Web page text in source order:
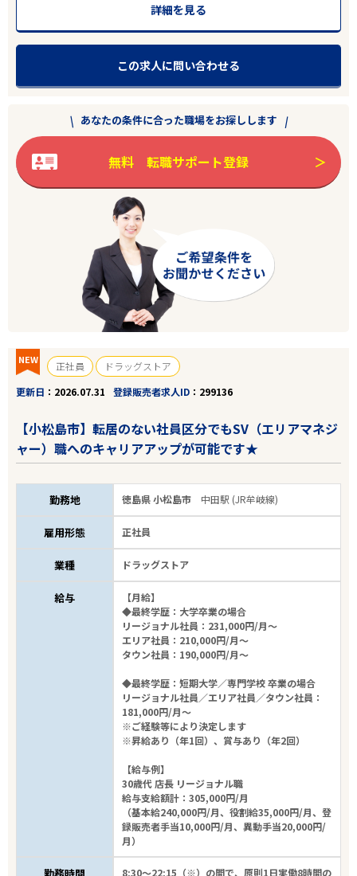
詳細を見る
この求人に問い合わせる
あなたの条件に合った職場をお探しします
無料 転職サポート登録
NEW 正社員
ドラッグストア
更新日
2026.07.31 登録販売者求人ID 299136
【小松島市】転居のない社員区分でもSV（エリアマネジ
ャー）職へのキャリアアップが可能です★
勤務地 徳島県 小松島市 中田駅 (JR牟岐線)
雇用形態 正社員
業種 ドラッグストア
給与
【月給】
◆最終学歴：大学卒業の場合
リージョナル社員：231,000円/月～
エリア社員：210,000円/月～
タウン社員：190,000円/月～
◆最終学歴：短期大学／専門学校 卒業の場合
リージョナル社員／エリア社員／タウン社員：
181,000円/月～
※ご経験等により決定します
※昇給あり（年1回）、賞与あり（年2回）
【給与例】
30歳代 店長 リージョナル職
給与支給額計：305,000円/月
（基本給240,000円/月、役割給35,000円/月、登
録販売者手当10,000円/月、異動手当20,000円/
月）
8:30～22:15（※）の間で、原則1日実働8時間の